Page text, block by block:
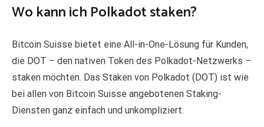
Wo kann ich Polkadot staken?
Bitcoin Suisse bietet eine All-in-One-Lösung für Kunden,
die DOT – den nativen Token des Polkadot-Netzwerks –
staken möchten. Das Staken von Polkadot (DOT) ist wie
bei allen von Bitcoin Suisse angebotenen Staking-
Diensten ganz einfach und unkompliziert.